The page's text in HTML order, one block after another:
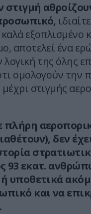
στιγμή
εξοπλισμένο
αποτελεί ένα
της όλης
ομολογούν την
στιγμής
πλήρη
δεν
93 εκατ.
υποθετικά
και να